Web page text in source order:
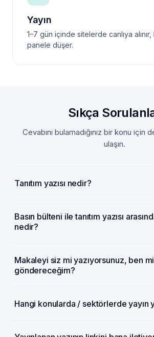
Yayın
1–7 gün içinde sitelerde canlıya
panele düşer.
Sıkça
Cevabını bulamadığınız bir konu için
ulaşın.
Tanıtım yazısı nedir?
Basın bülteni ile tanıtım yazısı
nedir?
Makaleyi siz mi yazıyorsunuz, ben mi
göndereceğim?
Hangi konularda / sektörlerde yayın